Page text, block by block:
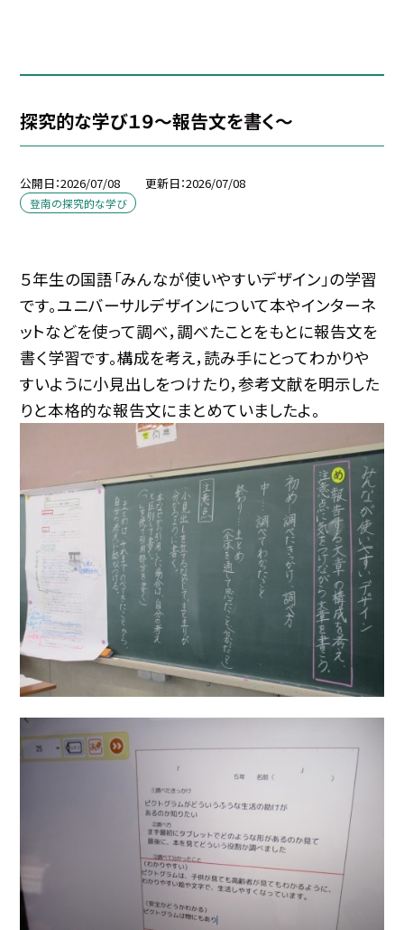
探究的な学び１９～報告文を書く～
公開日 2026/07/08 更新日 2026/07/08
登南の探究的な学び
５年生の国語「みんなが使いやすいデザイン」の学習
です。ユニバーサルデザインについて本やインターネ
ットなどを使って調べ，調べたことをもとに報告文を
書く学習です。構成を考え，読み手にとってわかりや
すいように小見出しをつけたり，参考文献を明示した
りと本格的な報告文にまとめていましたよ。